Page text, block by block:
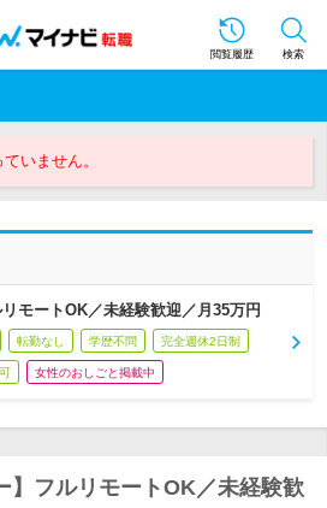
閲覧履歴 検索
いません。
モートOK／未経験歓迎／月35万円
転勤なし 学歴不問 完全週休2日制
女性のおしごと掲載中
】フルリモートOK／未経験歓